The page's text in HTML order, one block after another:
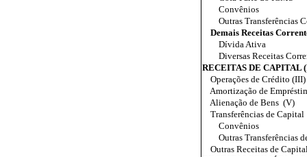
Convênios
Outras Transferências
Demais Receitas
Dívida Ativa
Diversas Receitas
RECEITAS DE CAPITAL
Operações de Crédito (III)
Amortização de
Alienação de Bens (V)
Transferências de Capital
Convênios
Outras Transferências
Outras Receitas de